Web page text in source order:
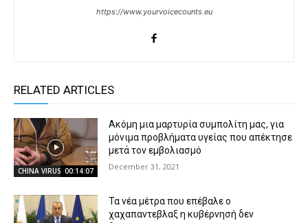
https://www.yourvoicecounts.eu
RELATED ARTICLES
CHINA VIRUS 00:14:07
Ακόμη μια μαρτυρία συμπολίτη μας, για
μόνιμα προβλήματα υγείας που απέκτησε
μετά τον εμβολιασμό
December 31, 2021
Τα νέα μέτρα που επέβαλε ο
χαχαπαντεβλαξ η κυβέρνησή δεν